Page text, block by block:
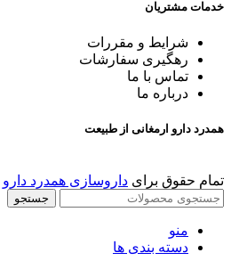
خدمات مشتریان
شرایط و مقررات
رهگیری سفارشات
تماس با ما
درباره ما
همدرد دارو ارمغانی از طبیعت
تمام حقوق برای داروسازی همدرد دارو
جستجو
منو
دسته بندی ها